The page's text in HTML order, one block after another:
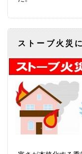
ストーブ火災